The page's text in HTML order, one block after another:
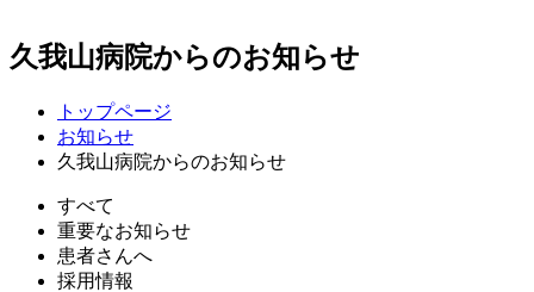
久我山病院からのお知らせ
トップページ
お知らせ
久我山病院からのお知らせ
すべて
重要なお知らせ
患者さんへ
採用情報